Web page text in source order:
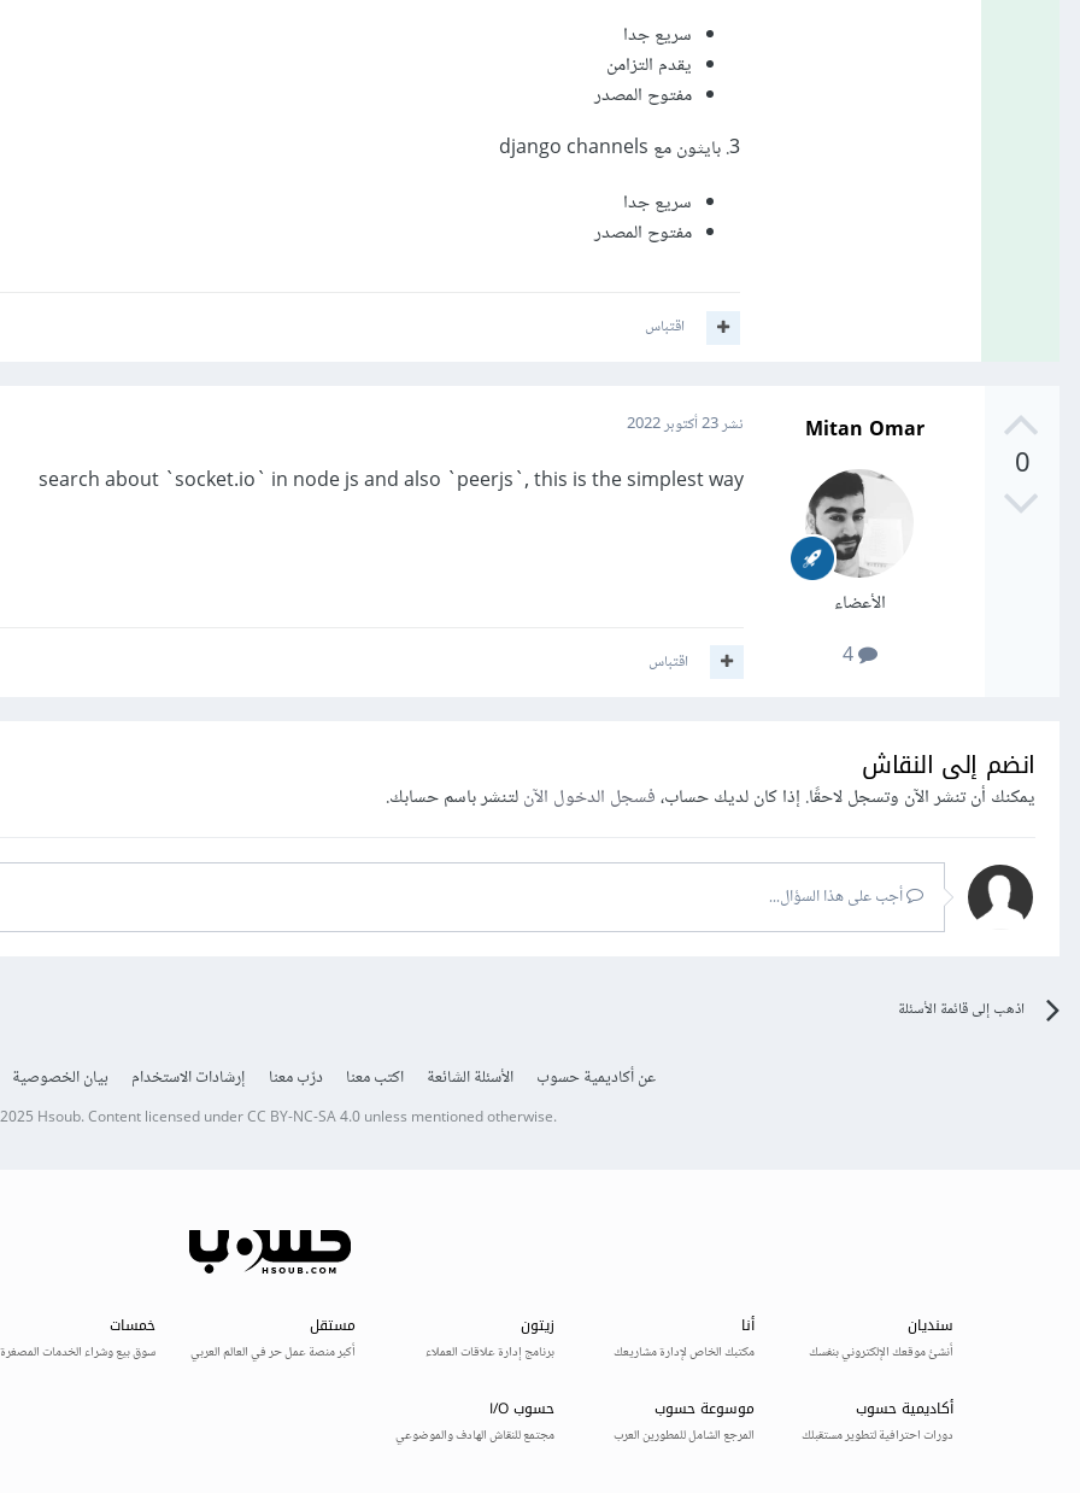
سريع جدا
يقدم التزامن
مفتوح المصدر
3. بايثون مع django channels
سريع جدا
مفتوح المصدر
اقتباس
0
Mitan Omar
الأعضاء
4
نشر23 أكتوبر 2022
search about `socket.io` in node js and also `peerjs`, this is the simplest way
اقتباس
انضم إلى النقاش
يمكنك أن تنشر الآن وتسجل لاحقًا. إذا كان لديك حساب،فسجل الدخول الآنلتنشر باسم حسابك.
أجب على هذا السؤال...
اذهب إلى قائمة الأسئلة
عن أكاديمية حسوب الأسئلة الشائعة اكتب معنا درّب معنا إرشادات الاستخدام بيان الخصوصية
Hsoub.Content licensed underCC BY-NC-SA 4.0unless mentioned otherwise.